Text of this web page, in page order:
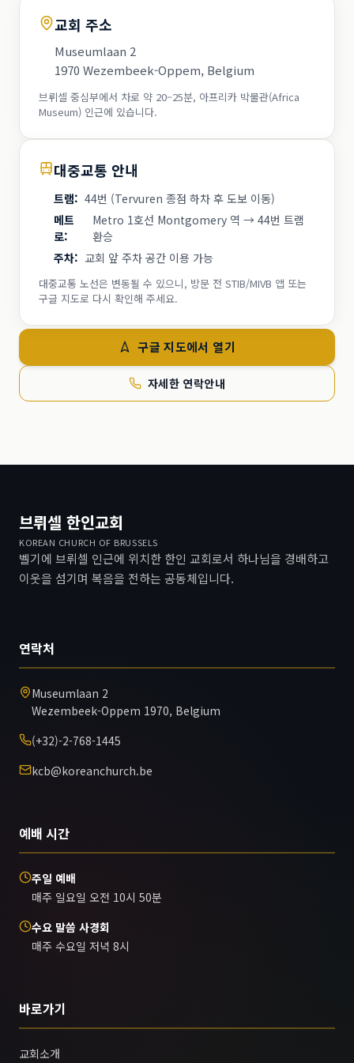
교회 주소
Museumlaan 2
1970 Wezembeek-Oppem, Belgium
브뤼셀 중심부에서 차로 약 20–25분, 아프리카 박물관(Africa
Museum) 인근에 있습니다.
대중교통 안내
트램: 44번 (Tervuren 종점 하차 후 도보 이동)
메트
로:
Metro 1호선 Montgomery 역 → 44번 트램
환승
주차: 교회 앞 주차 공간 이용 가능
대중교통 노선은 변동될 수 있으니, 방문 전 STIB/MIVB 앱 또는
구글 지도로 다시 확인해 주세요.
구글 지도에서 열기
자세한 연락안내
브뤼셀 한인교회
KOREAN CHURCH OF BRUSSELS
벨기에 브뤼셀 인근에 위치한 한인 교회로서 하나님을 경배하고
이웃을 섬기며 복음을 전하는 공동체입니다.
연락처
Museumlaan 2
Wezembeek-Oppem 1970, Belgium
(+32)-2-768-1445
kcb@koreanchurch.be
예배 시간
주일 예배
매주 일요일 오전 10시 50분
수요 말씀 사경회
매주 수요일 저녁 8시
바로가기
교회소개